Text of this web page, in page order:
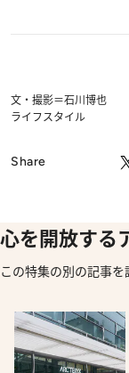
文・撮影＝石川博也
ライフスタイル
Share
心を開放する
この特集の別の記事を